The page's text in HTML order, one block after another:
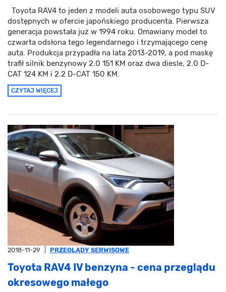
Toyota RAV4 to jeden z modeli auta osobowego typu SUV
dostępnych w ofercie japońskiego producenta. Pierwsza
generacja powstała już w 1994 roku. Omawiany model to
czwarta odsłona tego legendarnego i trzymającego cenę
auta. Produkcja przypadła na lata 2013-2019, a pod maskę
trafił silnik benzynowy 2.0 151 KM oraz dwa diesle, 2.0 D-
CAT 124 KM i 2.2 D-CAT 150 KM.
CZYTAJ WIĘCEJ
2018-11-29 PRZEGLĄDY SERWISOWE
Toyota RAV4 IV benzyna - cena przeglądu
okresowego małego